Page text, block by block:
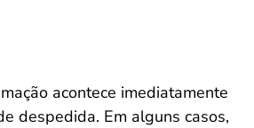
acontece imediatamente
despedida. Em alguns casos,